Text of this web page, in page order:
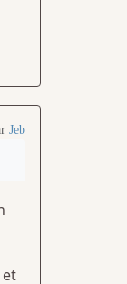
Jeb